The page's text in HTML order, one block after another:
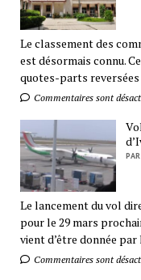
Le classement des
est désormais connu.
quotes-parts reversées
Commentaires sont
Le lancement du vol
pour le 29 mars
vient d’être donnée par
Commentaires sont